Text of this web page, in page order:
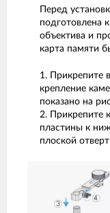
Перед
подготовлена
объектива и
карта памяти
1. Прикрепите
крепление
показано на
2. Прикрепите
пластины к
плоской